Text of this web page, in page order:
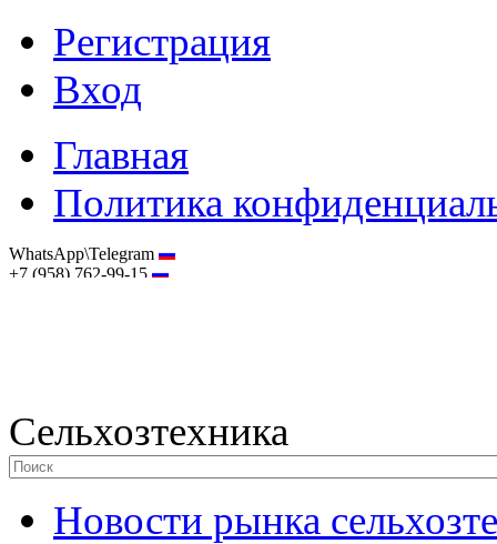
Регистрация
Вход
Главная
Политика
WhatsApp\Telegram
+7 (958) 762-99-15
Сельхозтехника
Новости рынка